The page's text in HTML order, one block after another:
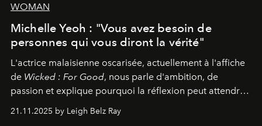
WOMAN
Michelle Yeoh : "Vous avez besoin de
personnes qui vous diront la vérité"
L'actrice malaisienne oscarisée, actuellement à l'affiche
de Wicked : For Good, nous parle d'ambition, de
passion et explique pourquoi la réflexion peut attendre.
personnage qui dit : 'C'est mon désir, mon ambition, ma
21.11.2025 by Leigh Belz Ray